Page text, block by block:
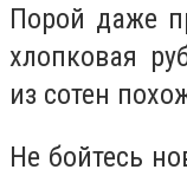
Порой даже
хлопковая
из сотен
Не бойтесь